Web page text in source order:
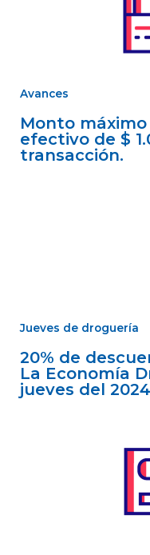
Avances
Monto
efectivo de $
transacción.
Jueves de droguería
20% de
La Economía
jueves del